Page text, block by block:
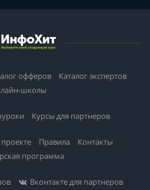
офферов
Каталог экспертов
школы
Курсы для партнеров
Правила
Контакты
программа
Вконтакте для партнеров